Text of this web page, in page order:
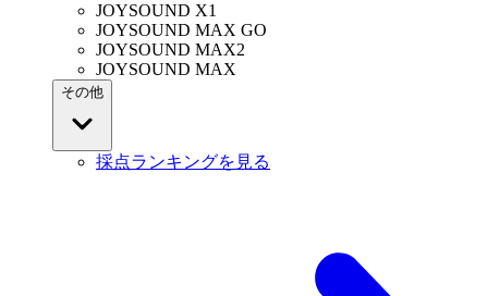
JOYSOUND X1
JOYSOUND MAX GO
JOYSOUND MAX2
JOYSOUND MAX
その他
採点ランキングを見る